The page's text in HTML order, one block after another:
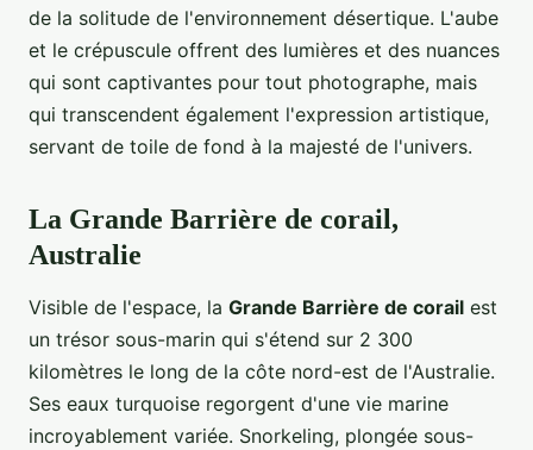
de la solitude de l'environnement désertique. L'aube
et le crépuscule offrent des lumières et des nuances
qui sont captivantes pour tout photographe, mais
qui transcendent également l'expression artistique,
servant de toile de fond à la majesté de l'univers.
La Grande Barrière de corail,
Australie
Visible de l'espace, la Grande Barrière de corail est
un trésor sous-marin qui s'étend sur 2 300
kilomètres le long de la côte nord-est de l'Australie.
Ses eaux turquoise regorgent d'une vie marine
incroyablement variée. Snorkeling, plongée sous-